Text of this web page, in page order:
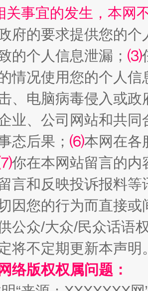
费，一次搞定
不上好声名
关事宜的发生，本网
府的要求提供您的个
的个人信息泄漏； ⑶
情况使用您的个人
、电脑病毒侵入或
业、公司网站和共
态后果； ⑹本网在各
你在本网站留言的内
言和反映投诉报料
因您的行为而直接
公众/大众/民众话语
将不定期更新本声明
络版权权属问题：